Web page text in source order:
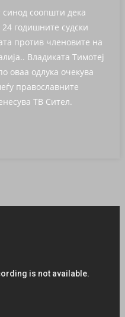
синод соопшти дека
годишните судски
против членовите на
Владиката Тимотеј
оваа одлука очекува
православните
ТВ Сител.